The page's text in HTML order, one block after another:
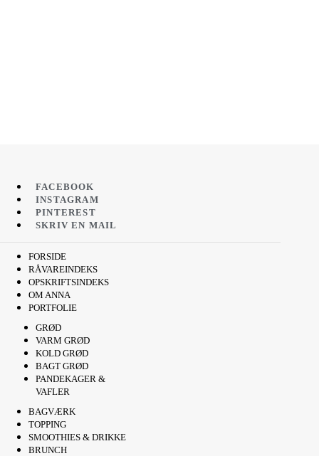
FACEBOOK
INSTAGRAM
PINTEREST
SKRIV EN MAIL
FORSIDE
RÅVAREINDEKS
OPSKRIFTSINDEKS
OM ANNA
PORTFOLIE
GRØD
VARM GRØD
KOLD GRØD
BAGT GRØD
PANDEKAGER &
VAFLER
BAGVÆRK
TOPPING
SMOOTHIES & DRIKKE
BRUNCH